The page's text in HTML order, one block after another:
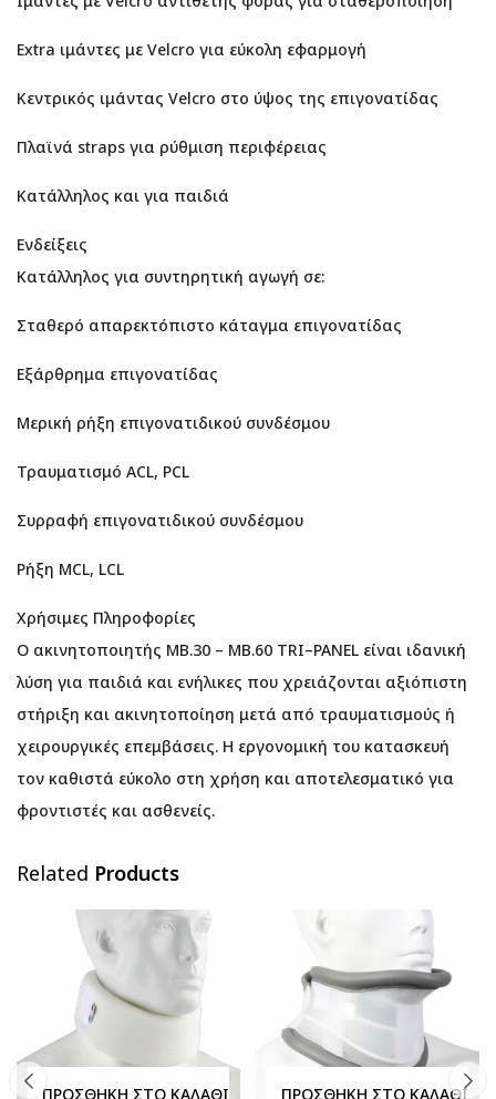
Extra ιμάντες με Velcro για εύκολη εφαρμογή
Κεντρικός ιμάντας Velcro στο ύψος της επιγονατίδας
Πλαϊνά straps για ρύθμιση περιφέρειας
Κατάλληλος και για παιδιά
Ενδείξεις
Κατάλληλος για συντηρητική αγωγή σε:
Σταθερό απαρεκτόπιστο κάταγμα επιγονατίδας
Εξάρθρημα επιγονατίδας
Μερική ρήξη επιγονατιδικού συνδέσμου
Τραυματισμό ACL, PCL
Συρραφή επιγονατιδικού συνδέσμου
Ρήξη MCL, LCL
Χρήσιμες Πληροφορίες
Ο ακινητοποιητής MB.30 – MB.60 TRI–PANEL είναι ιδανική
λύση για παιδιά και ενήλικες που χρειάζονται αξιόπιστη
στήριξη και ακινητοποίηση μετά από τραυματισμούς ή
χειρουργικές επεμβάσεις. Η εργονομική του κατασκευή
τον καθιστά εύκολο στη χρήση και αποτελεσματικό για
φροντιστές και ασθενείς.
Related Products
ΠΡΟΣΘΉΚΗ ΣΤΟ ΚΑΛΆΘΙ ΠΡΟΣΘΉΚΗ ΣΤΟ ΚΑΛΆΘΙ